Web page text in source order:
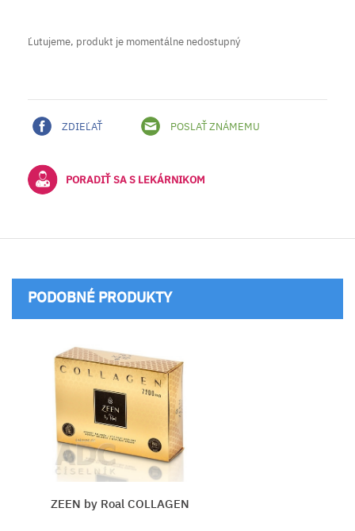
Ľutujeme, produkt je momentálne nedostupný
ZDIEĽAŤ POSLAŤ ZNÁMEMU
PORADIŤ SA S LEKÁRNIKOM
PODOBNÉ PRODUKTY
ZEEN by Roal COLLAGEN